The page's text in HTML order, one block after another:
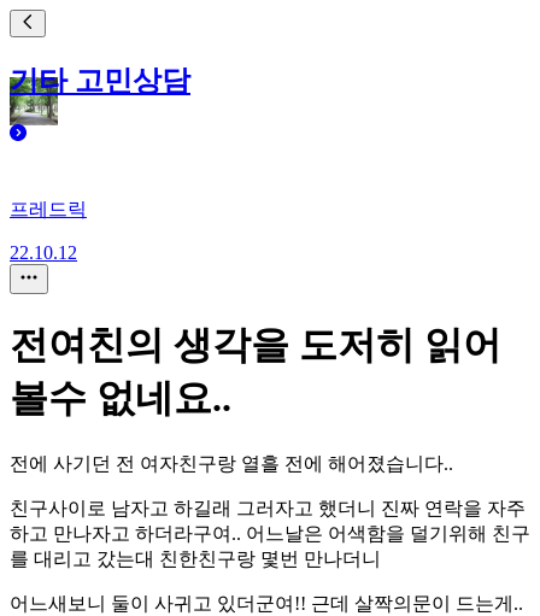
기타 고민상담
프레드릭
22.10.12
전여친의 생각을 도저히 읽어
볼수 없네요..
전에 사기던 전 여자친구랑 열흘 전에 해어졌습니다..
친구사이로 남자고 하길래 그러자고 했더니 진짜 연락을 자주
하고 만나자고 하더라구여.. 어느날은 어색함을 덜기위해 친구
를 대리고 갔는대 친한친구랑 몇번 만나더니
어느새보니 둘이 사귀고 있더군여!! 근데 살짝의문이 드는게..